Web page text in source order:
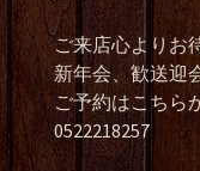
ご来店心よりお
新年会、歓送迎
ご予約はこちら
0522218257